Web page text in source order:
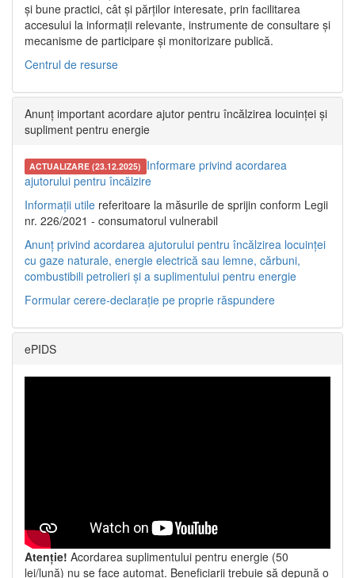
și bune practici, cât și părților interesate, prin facilitarea
accesului la informații relevante, instrumente de consultare și
mecanisme de participare și monitorizare publică.
Centrul de resurse
Anunț important acordare ajutor pentru încălzirea locuinței și
supliment pentru energie
ACTUALIZARE (23.12.2025) Informare privind acordarea
ajutorului pentru încălzire
Informații utile referitoare la măsurile de sprijin conform Legii
nr. 226/2021 - consumatorul vulnerabil
Anunț privind acordarea ajutorului pentru încălzirea locuinței
cu gaze naturale, energie electrică sau lemne, cărbuni,
combustibili petrolieri și a suplimentului pentru energie
Formular cerere-declarație pe proprie răspundere
ePIDS
Atenție! Acordarea suplimentului pentru energie (50
lei/lună) nu se face automat. Beneficiarii trebuie să depună o